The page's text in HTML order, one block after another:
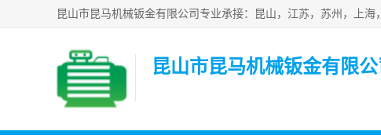
昆山市昆马机械钣金有限公